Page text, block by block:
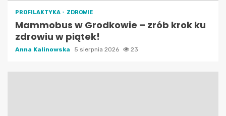
PROFILAKTYKA ZDROWIE
Mammobus w Grodkowie – zrób krok ku
zdrowiu w piątek!
Anna Kalinowska 5 sierpnia 2026 23